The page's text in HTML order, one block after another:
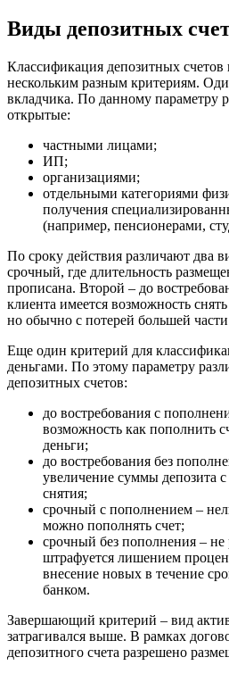
Виды депозитных
Классификация депозитных счетов
нескольким разным критериям.
вкладчика. По данному параметру
открытые:
частными лицами;
ИП;
организациями;
отдельными категориями
получения
(например, пенсионерами,
По сроку действия различают два
срочный, где длительность
прописана. Второй – до
клиента имеется возможность
но обычно с потерей большей
Еще один критерий для
деньгами. По этому параметру
депозитных счетов:
до востребования с
возможность как пополнить
деньги;
до востребования без
увеличение суммы депозита
снятия;
срочный с пополнением –
можно пополнять счет;
срочный без пополнения – не
штрафуется лишением
внесение новых в течение
банком.
Завершающий критерий – вид
затрагивался выше. В рамках
депозитного счета разрешено